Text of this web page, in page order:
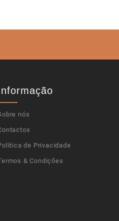
nós
de Privacidade
& Condições